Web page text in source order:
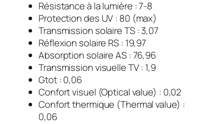
Résistance à la lumière : 7-8
Protection des UV : 80 (max)
Transmission solaire TS : 3,07
Réflexion solaire RS : 19,97
Absorption solaire AS : 76,96
Transmission visuelle TV : 1,9
Gtot : 0,06
Confort visuel (Optical value) : 0,02
Confort thermique (Thermal value) :
0,06